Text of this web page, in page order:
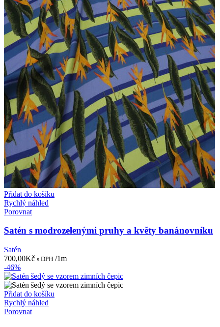
Přidat do košíku
Rychlý náhled
Porovnat
Satén s modrozelenými pruhy a květy banánovníku
Satén
700,00Kč s DPH /1m
-46%
Přidat do košíku
Rychlý náhled
Porovnat